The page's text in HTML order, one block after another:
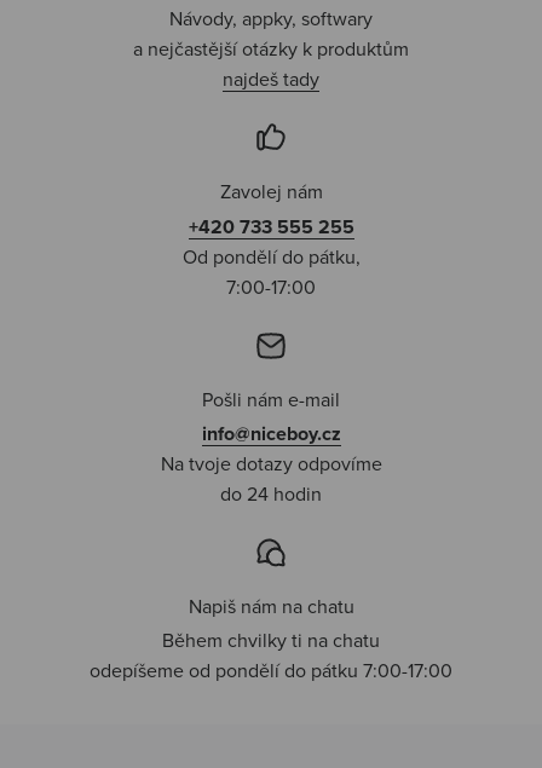
Návody, appky, softwary
a nejčastější otázky k produktům
najdeš tady
Zavolej nám
+420 733 555 255
Od pondělí do pátku,
7:00-17:00
Pošli nám e-mail
info@niceboy.cz
Na tvoje dotazy odpovíme
do 24 hodin
Napiš nám na chatu
Během chvilky ti na chatu
odepíšeme od pondělí do pátku 7:00-17:00